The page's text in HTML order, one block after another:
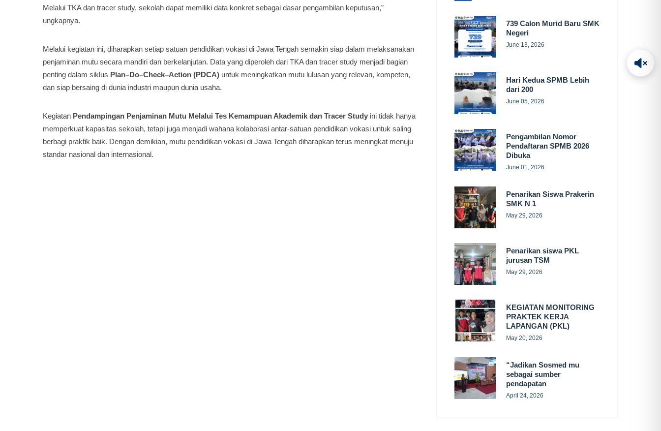
Melalui TKA dan tracer study, sekolah dapat memiliki data konkret sebagai dasar pengambilan keputusan,”
ungkapnya.
Melalui kegiatan ini, diharapkan setiap satuan pendidikan vokasi di Jawa Tengah semakin siap dalam melaksanakan
penjaminan mutu secara mandiri dan berkelanjutan. Data yang diperoleh dari TKA dan tracer study menjadi bagian
penting dalam siklus Plan–Do–Check–Action (PDCA) untuk meningkatkan mutu lulusan yang relevan, kompeten,
dan siap bersaing di dunia industri maupun dunia usaha.
Kegiatan Pendampingan Penjaminan Mutu Melalui Tes Kemampuan Akademik dan Tracer Study ini tidak hanya
memperkuat kapasitas sekolah, tetapi juga menjadi wahana kolaborasi antar-satuan pendidikan vokasi untuk saling
berbagi praktik baik. Dengan demikian, mutu pendidikan vokasi di Jawa Tengah diharapkan terus meningkat menuju
standar nasional dan internasional.
739 Calon Murid Baru SMK
Negeri
June 13, 2026
Hari Kedua SPMB Lebih
dari 200
June 05, 2026
Pengambilan Nomor
Pendaftaran SPMB 2026
Dibuka
June 01, 2026
Penarikan Siswa Prakerin
SMK N 1
May 29, 2026
Penarikan siswa PKL
jurusan TSM
May 29, 2026
KEGIATAN MONITORING
PRAKTEK KERJA
LAPANGAN (PKL)
May 20, 2026
“Jadikan Sosmed mu
sebagai sumber
pendapatan
April 24, 2026